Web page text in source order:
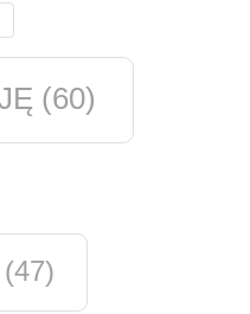
(60)
(47)